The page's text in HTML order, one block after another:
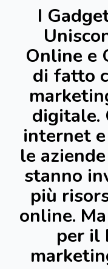
I
Online e
di fatto
digitale.
internet
le
stanno
più
online.
per il